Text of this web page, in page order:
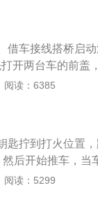
协调配合。要慢
的交通状况。后
停车。
的正极，然后让
的是电瓶亏电，
用牵引起动。起
在车辆起动后应
全和有效。
借车接线搭桥启
开两台车的前盖
样把充电线的正
起来。发动起来
把对方车的正极
的牵引绳，将两
要缓慢启动，确
知前车，然后缓
阅读：6385
匙拧到打火位置
后开始推车，当
道，将变速器放
阅读：5299